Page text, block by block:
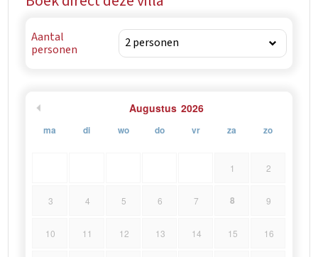
Aantal
personen
Augustus 2026
ma di wo do vr za zo
1 2
3 4 5 6 7 8 9
10 11 12 13 14 15 16